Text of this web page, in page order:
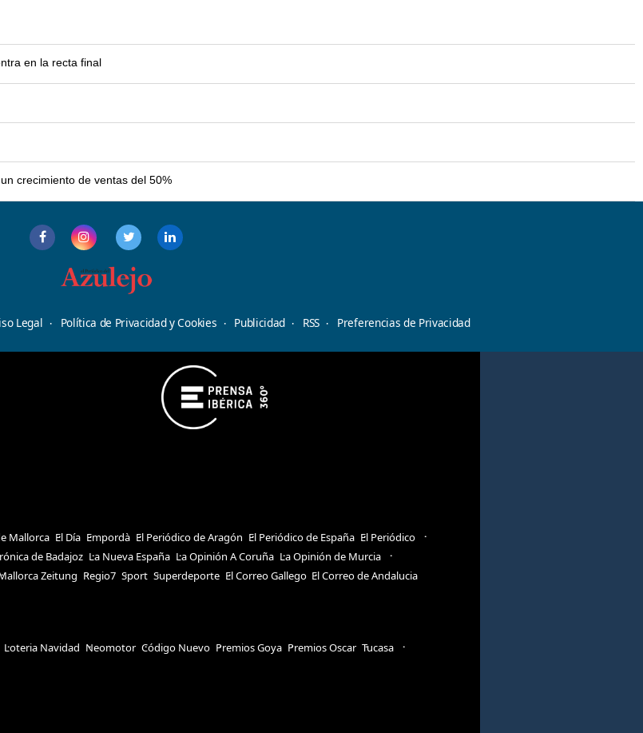
en la recta final
crecimiento de ventas del 50%
Legal Política de Privacidad y Cookies Publicidad RSS Preferencias de Privacidad
Mallorca El Día Empordà El Periódico de Aragón El Periódico de España El Periódico
de Badajoz La Nueva España La Opinión A Coruña La Opinión de Murcia
Zeitung Regio7 Sport Superdeporte El Correo Gallego El Correo de Andalucia
Loteria Navidad Neomotor Código Nuevo Premios Goya Premios Oscar Tucasa